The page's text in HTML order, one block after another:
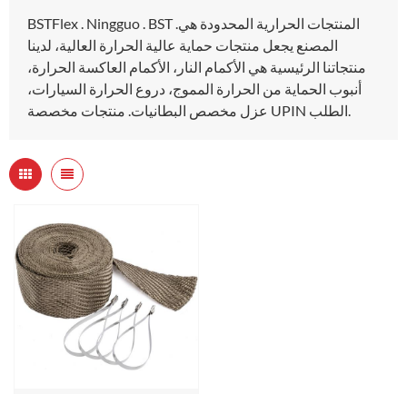
BSTFlex . Ningguo . BST .المنتجات الحرارية المحدودة هي
المصنع يجعل منتجات حماية عالية الحرارة العالية، لدينا
منتجاتنا الرئيسية هي الأكمام النار، الأكمام العاكسة الحرارة،
أنبوب الحماية من الحرارة المموج، دروع الحرارة السيارات،